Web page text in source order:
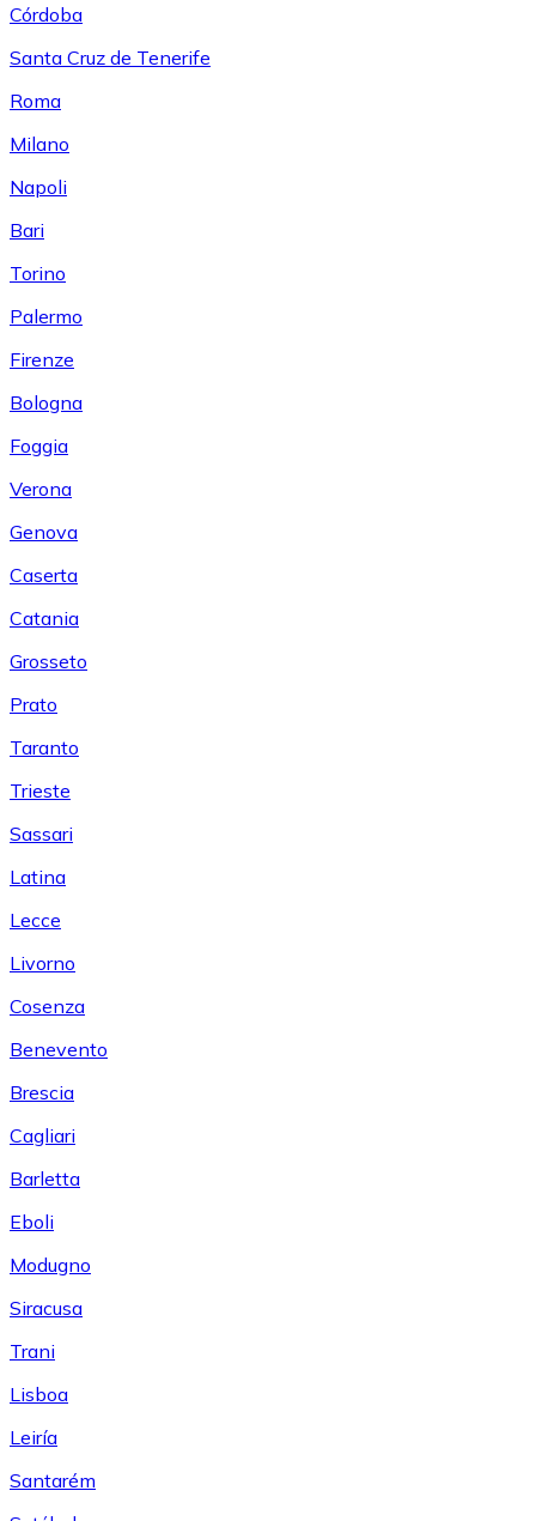
Córdoba
Santa Cruz de Tenerife
Roma
Milano
Napoli
Bari
Torino
Palermo
Firenze
Bologna
Foggia
Verona
Genova
Caserta
Catania
Grosseto
Prato
Taranto
Trieste
Sassari
Latina
Lecce
Livorno
Cosenza
Benevento
Brescia
Cagliari
Barletta
Eboli
Modugno
Siracusa
Trani
Lisboa
Leiría
Santarém